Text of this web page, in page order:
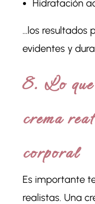
Hidratación
…los resultados
evidentes y
8. Lo
crema
corporal
Es importante
realistas. Una